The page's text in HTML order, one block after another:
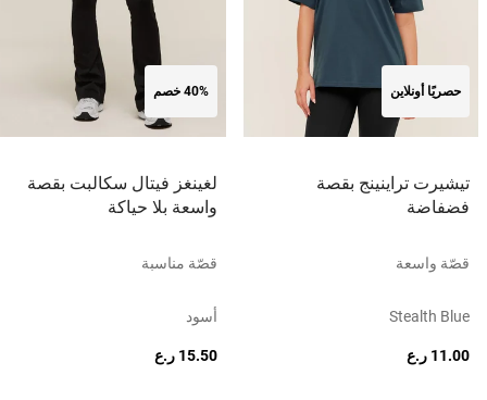
حصريًا أونلاين
تيشيرت تراينينج بقصة
فضفاضة
قصّة واسعة
Stealth Blue
11.00 ر.ع
40% خصم
لغينغز فيتال سكالبت بقصة
واسعة بلا حياكة
قصّة مناسبة
أسود
15.50 ر.ع